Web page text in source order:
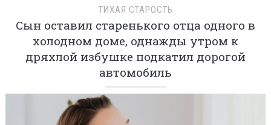
ТИХАЯ СТАРОСТЬ
Сын оставил старенького отца одного в
холодном доме, однажды утром к
дряхлой избушке подкатил дорогой
автомобиль